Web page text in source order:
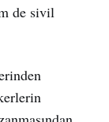
de sivil